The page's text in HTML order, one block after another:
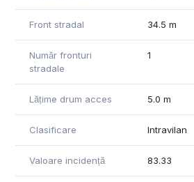
• POT: 30%
• Distanță până la asfalt: aproximativ
• Distanță până în centrul Branului:
• Utilități disponibile în zonă: apă,
Terenul este potrivit pentru:
✔ Vilă de vacanță premium
✔ Cabane turistice / eco-lodges
✔ Boutique retreat sau proiect de
Front stradal 34.5 m
Număr fronturi
stradale
1
Lățime drum acces 5.0 m
Clasificare Intravilan
Valoare incidență 83.33